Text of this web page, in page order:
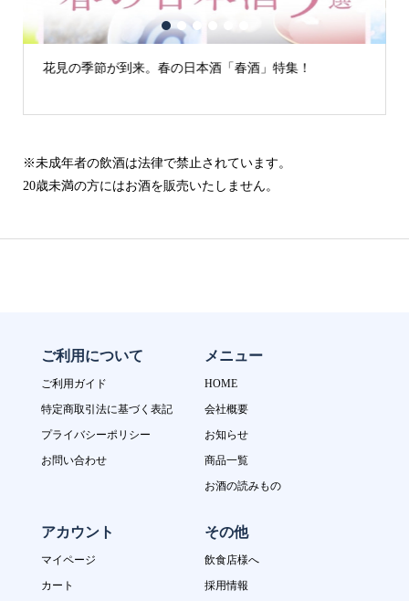
花見の季節が到来。春の日本酒「春酒」特集！
1 2 3
※未成年者の飲酒は法律で禁止されています。
20歳未満の方にはお酒を販売いたしません。
ご利用について
ご利用ガイド
特定商取引法に基づく表記
プライバシーポリシー
お問い合わせ
メニュー
HOME
会社概要
お知らせ
商品一覧
お酒の読みもの
アカウント
マイページ
カート
その他
飲食店様へ
採用情報